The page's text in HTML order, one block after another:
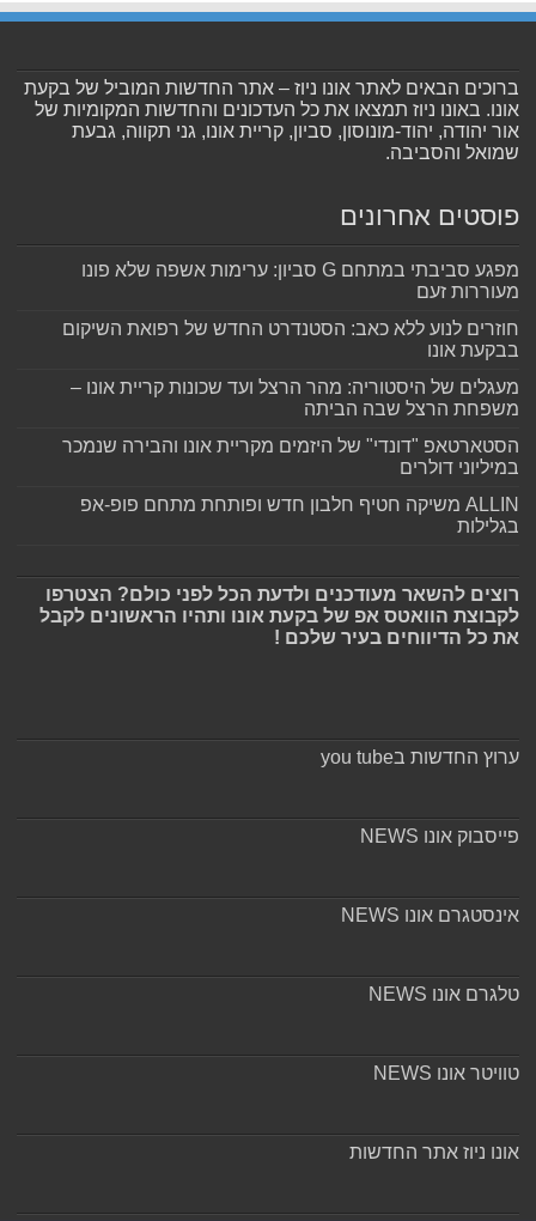
ברוכים הבאים לאתר אונו ניוז – אתר החדשות המוביל של בקעת
אונו. באונו ניוז תמצאו את כל העדכונים והחדשות המקומיות של
אור יהודה, יהוד-מונוסון, סביון, קריית אונו, גני תקווה, גבעת
שמואל והסביבה.
פוסטים אחרונים
מפגע סביבתי במתחם G סביון: ערימות אשפה שלא פונו
מעוררות זעם
חוזרים לנוע ללא כאב: הסטנדרט החדש של רפואת השיקום
בבקעת אונו
מעגלים של היסטוריה: מהר הרצל ועד שכונות קריית אונו –
משפחת הרצל שבה הביתה
הסטארטאפ "דונדי" של היזמים מקריית אונו והבירה שנמכר
במיליוני דולרים
ALLIN משיקה חטיף חלבון חדש ופותחת מתחם פופ-אפ
בגלילות
רוצים להשאר מעודכנים ולדעת הכל לפני כולם? הצטרפו
לקבוצת הוואטס אפ של בקעת אונו ותהיו הראשונים לקבל
את כל הדיווחים בעיר שלכם !
ערוץ החדשות בyou tube
פייסבוק אונו NEWS
אינסטגרם אונו NEWS
טלגרם אונו NEWS
טוויטר אונו NEWS
אונו ניוז אתר החדשות